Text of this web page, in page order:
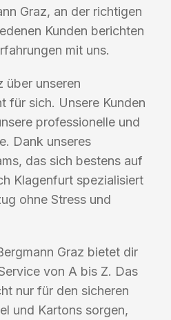
Graz, an der richtigen
Kunden berichten
mit uns.
über unseren
für sich. Unsere Kunden
professionelle und
Dank unseres
das sich bestens auf
Klagenfurt spezialisiert
ohne Stress und
Graz bietet dir
von A bis Z. Das
nur für den sicheren
und Kartons sorgen,